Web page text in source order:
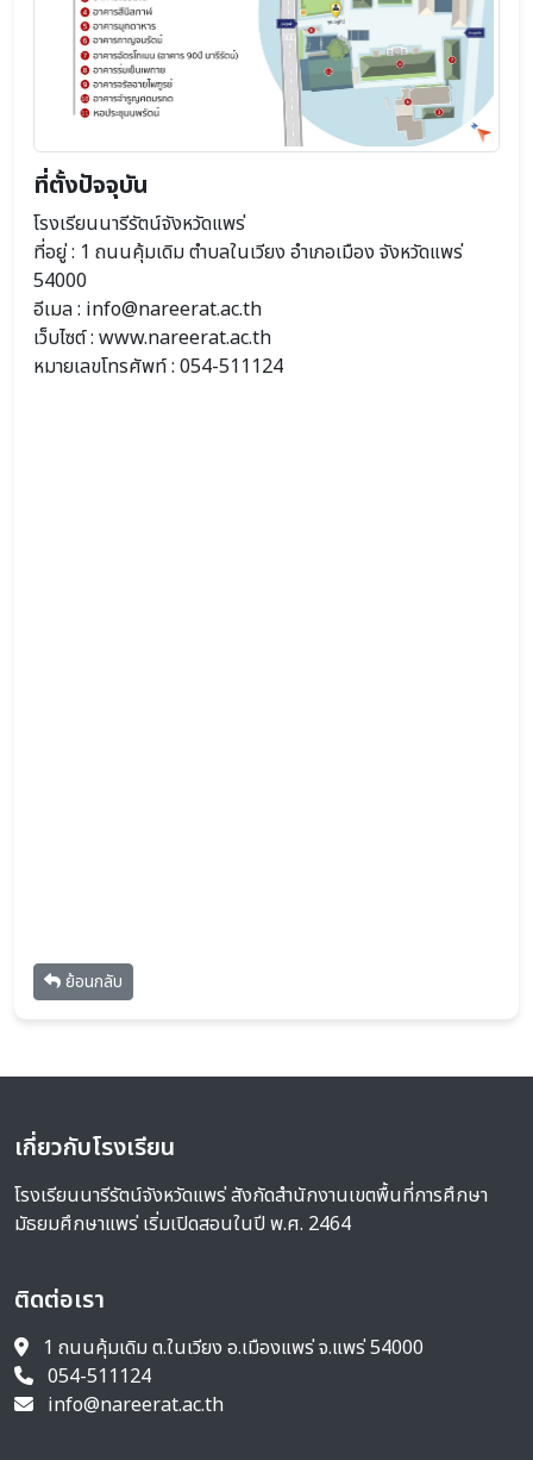
ที่ตั้งปัจจุบัน
โรงเรียนนารีรัตน์จังหวัดแพร่
ที่อยู่ : 1 ถนนคุ้มเดิม ตำบลในเวียง อำเภอเมือง จังหวัดแพร่
54000
อีเมล : info@nareerat.ac.th
เว็บไซต์ : www.nareerat.ac.th
หมายเลขโทรศัพท์ : 054-511124
ย้อนกลับ
เกี่ยวกับโรงเรียน
โรงเรียนนารีรัตน์จังหวัดแพร่ สังกัดสำนักงานเขตพื้นที่การศึกษา
มัธยมศึกษาแพร่ เริ่มเปิดสอนในปี พ.ศ. 2464
ติดต่อเรา
1 ถนนคุ้มเดิม ต.ในเวียง อ.เมืองแพร่ จ.แพร่ 54000
054-511124
info@nareerat.ac.th